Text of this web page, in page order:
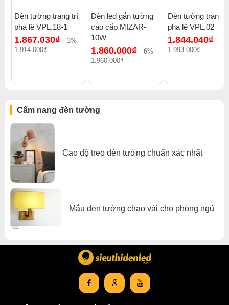
Click để xem thêm chiết khấu, quà tặng và khuyến mãi của
đèn tường.
Xem thêm:
Đèn tường cổ điển,Đèn tường mặt nhà,
Đèn tường ngoài trời
Đèn tường trang trí
pha lê VPL.18-1
1.867.030₫
-3%
1.914.000₫
Đèn led gắn tường
cao cấp MIZAR-
10W
1.860.000₫
-6%
1.960.000₫
Đèn tường trang
pha lê VPL.02
1.844.040₫
-
1.993.000₫
Cẩm nang đèn tường
Cao độ treo đèn tường chuẩn xác nhất
Mẫu đèn tường chao vải cho phòng ngủ